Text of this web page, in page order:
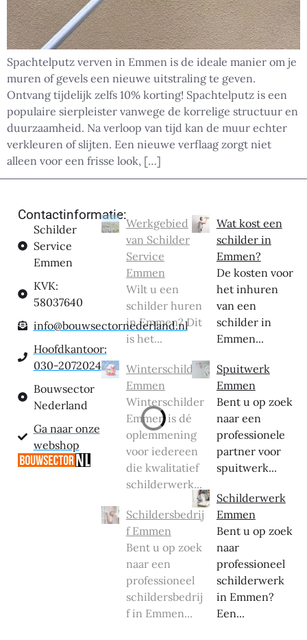
Spachtelputz verven in Emmen is de ideale manier om je
muren of gevels een nieuwe uitstraling te geven.
Ontvang tijdelijk zelfs 10% korting! Spachtelputz is een
populaire sierpleister vanwege de korrelige structuur en
duurzaamheid. Na verloop van tijd kan de muur echter
verkleuren of slijten. Een nieuwe verflaag zorgt niet
alleen voor een frisse look, […]
Contactinformatie:
Schilder
Service
Emmen
KVK:
58037640
info@bouwsectornederland.nl
Hoofdkantoor:
030-2072024
Bouwsector
Nederland
Ga naar onze
webshop
Werkgebied
van Schilder
Service
Emmen
Wilt u een
schilder huren
in Emmen? Dit
is het...
Winterschilder
Emmen
Winterschilder
Emmen is dé
oplemmening
voor iedereen
die kwalitatief
schilderwerk...
Schildersbedrij
f Emmen
Bent u op zoek
naar een
professioneel
schildersbedrij
f in Emmen...
Wat kost een
schilder in
Emmen?
De kosten voor
het inhuren
van een
schilder in
Emmen...
Spuitwerk
Emmen
Bent u op zoek
naar een
professionele
partner voor
spuitwerk...
Schilderwerk
Emmen
Bent u op zoek
naar
professioneel
schilderwerk
in Emmen?
Een...